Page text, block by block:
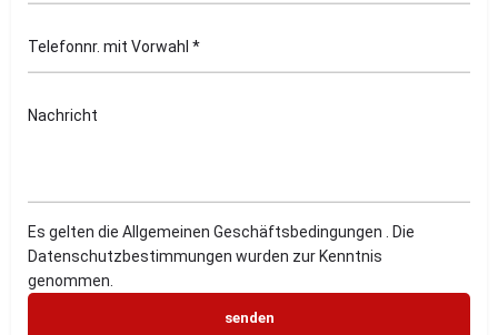
Es gelten die Allgemeinen Geschäftsbedingungen . Die
Datenschutzbestimmungen wurden zur Kenntnis
genommen.